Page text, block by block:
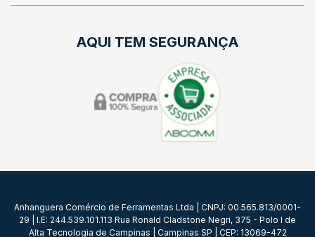
AQUI TEM SEGURANÇA
Anhanguera Comércio de Ferramentas Ltda | CNPJ: 00.565.813/0001-
29 | I.E: 244.539.101.113 Rua Ronald Cladstone Negri, 375 - Polo I de
Alta Tecnologia de Campinas | Campinas SP | CEP: 13069-472